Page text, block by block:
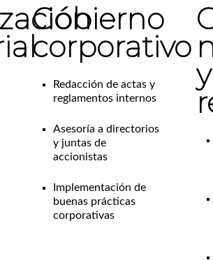
Gobierno
corporativo
Redacción de actas y
reglamentos internos
Asesoría a directorios
y juntas de
accionistas
Implementación de
buenas prácticas
corporativas
y